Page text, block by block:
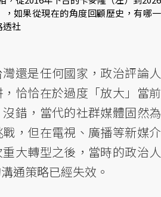
如果從現在的角度回顧歷史，有哪一
透社
還是任何國家，政治評論人
恰恰在於過度「放大」當前
錯，當代的社群媒體固然為
，但在電視、廣播等新媒介
大轉型之後，當時的政治人
通策略已經失效。